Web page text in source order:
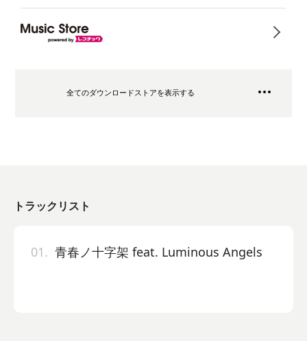
全てのダウンロードストアを表示する
トラックリスト
01. 青春ノ十字架 feat. Luminous Angels